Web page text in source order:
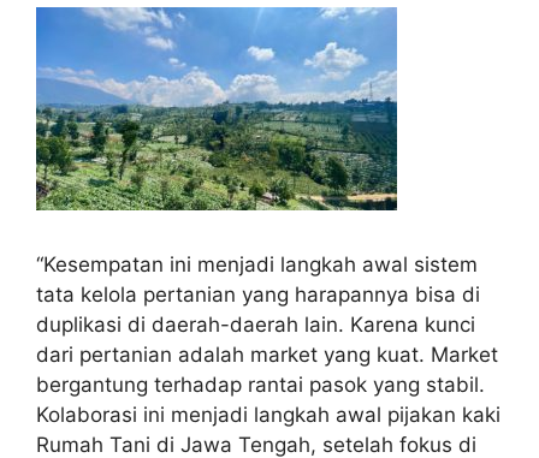
“Kesempatan ini menjadi langkah awal sistem
tata kelola pertanian yang harapannya bisa di
duplikasi di daerah-daerah lain. Karena kunci
dari pertanian adalah market yang kuat. Market
bergantung terhadap rantai pasok yang stabil.
Kolaborasi ini menjadi langkah awal pijakan kaki
Rumah Tani di Jawa Tengah, setelah fokus di